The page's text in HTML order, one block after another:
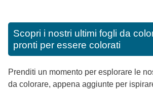
Scopri i nostri ultimi fogli da
pronti per essere colorati
Prenditi un momento per esplorare le
da colorare, appena aggiunte per